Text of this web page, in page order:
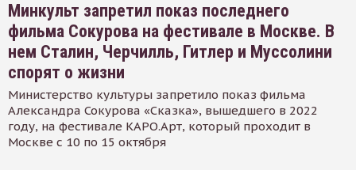
Минкульт запретил показ последнего
фильма Сокурова на фестивале в Москве. В
нем Сталин, Черчилль, Гитлер и Муссолини
спорят о жизни
Министерство культуры запретило показ фильма
Александра Сокурова «Сказка», вышедшего в 2022
году, на фестивале КАРО.Арт, который проходит в
Москве с 10 по 15 октября